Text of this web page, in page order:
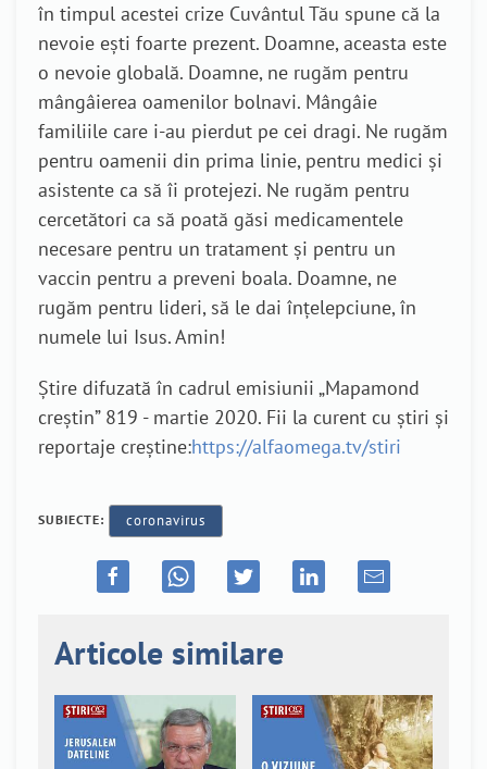
în timpul acestei crize Cuvântul Tău spune că la
nevoie ești foarte prezent. Doamne, aceasta este
o nevoie globală. Doamne, ne rugăm pentru
mângâierea oamenilor bolnavi. Mângâie
familiile care i-au pierdut pe cei dragi. Ne rugăm
pentru oamenii din prima linie, pentru medici și
asistente ca să îi protejezi. Ne rugăm pentru
cercetători ca să poată găsi medicamentele
necesare pentru un tratament și pentru un
vaccin pentru a preveni boala. Doamne, ne
rugăm pentru lideri, să le dai înțelepciune, în
numele lui Isus. Amin!
Știre difuzată în cadrul emisiunii „Mapamond
creștin” 819 - martie 2020. Fii la curent cu știri și
reportaje creștine:https://alfaomega.tv/stiri
SUBIECTE: coronavirus
Articole similare